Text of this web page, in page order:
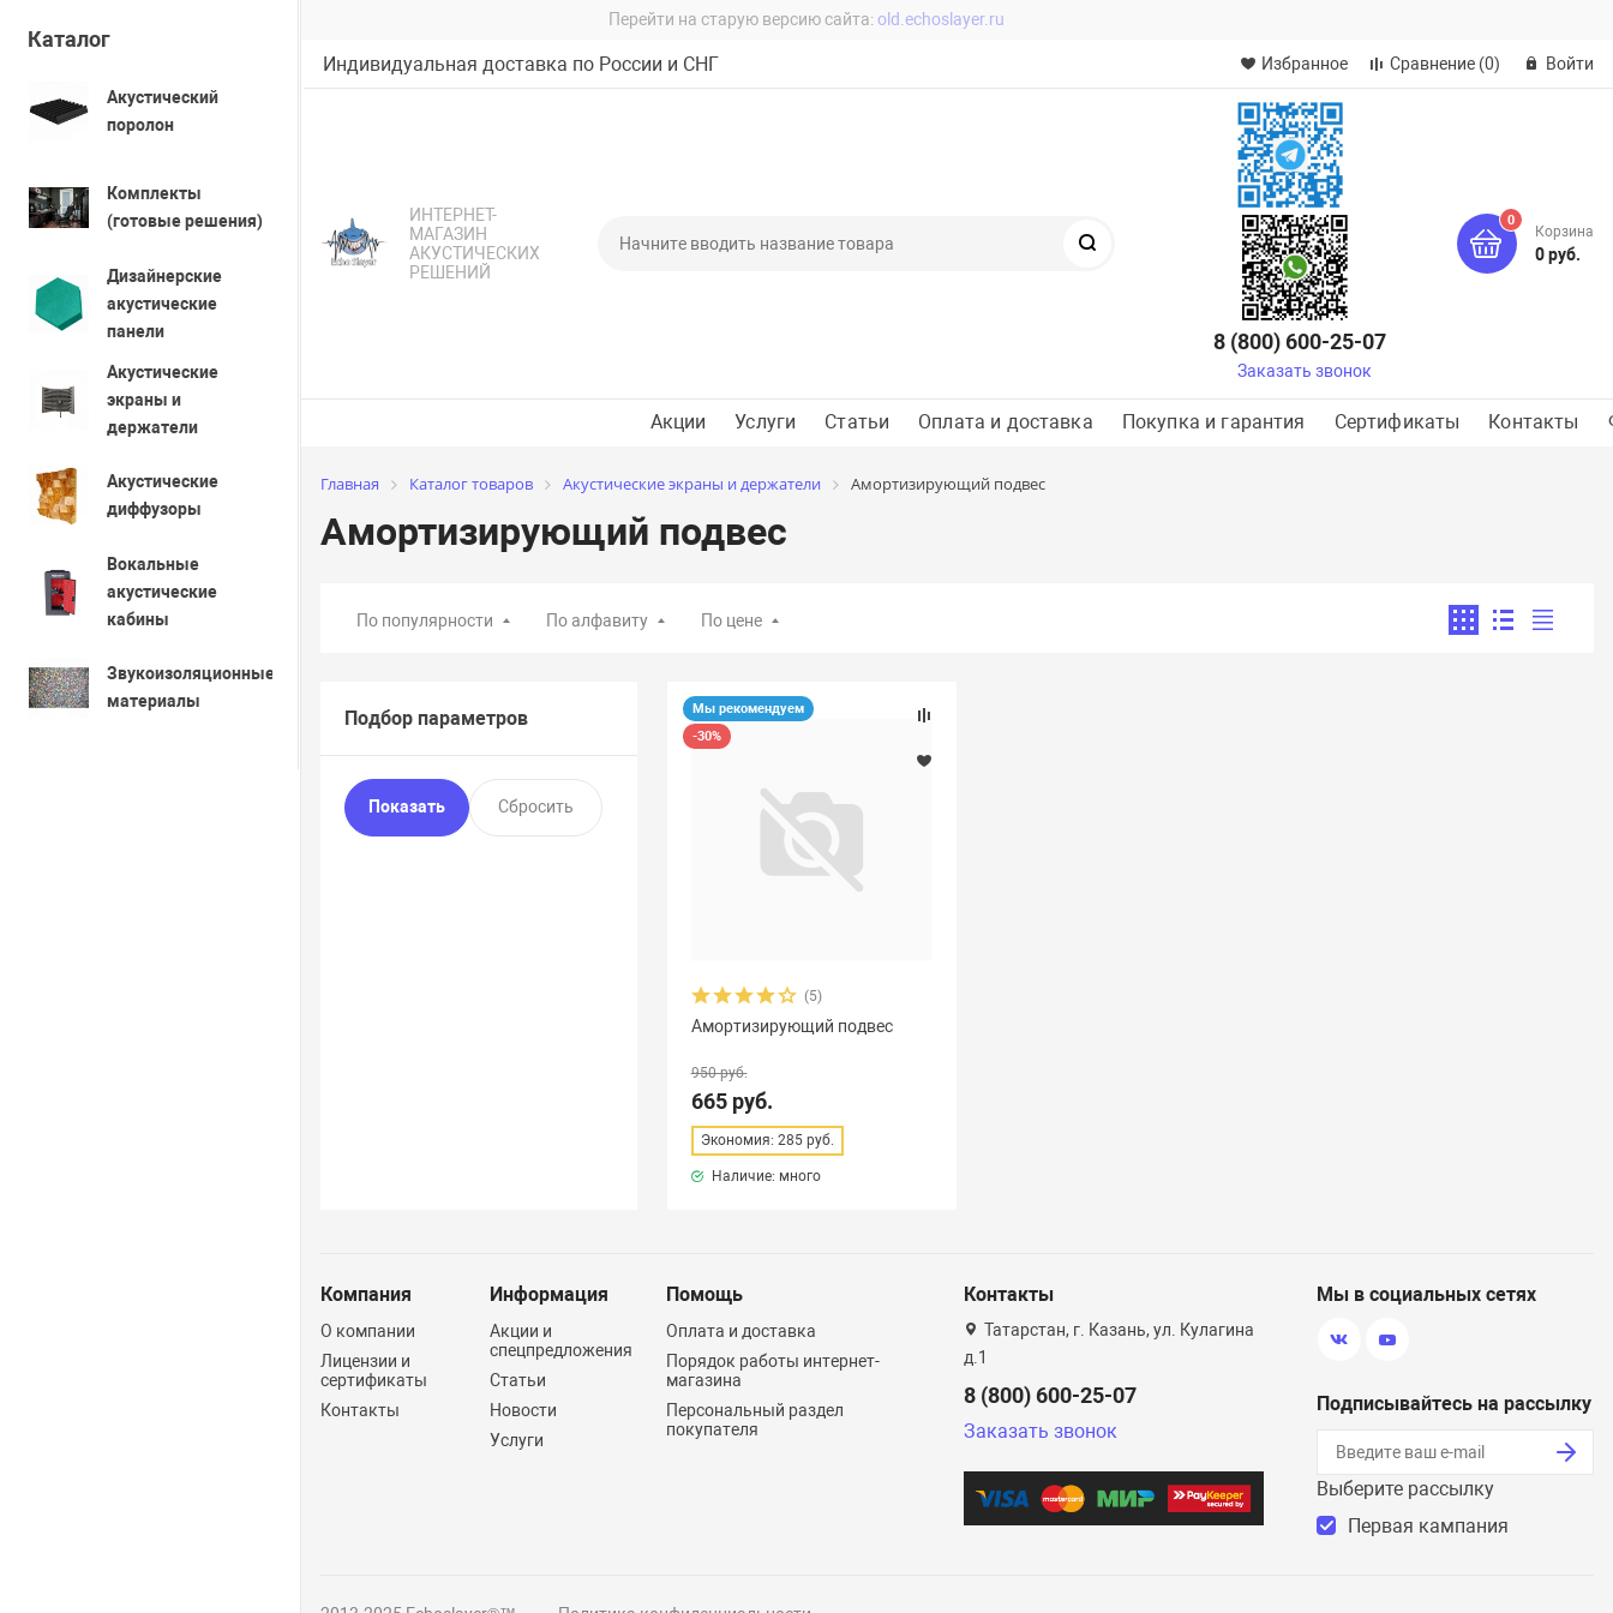
Перейти на старую версию сайта: old.echoslayer.ru
Индивидуальная доставка по России и СНГ Избранное Сравнение (0) Войти
ИНТЕРНЕТ-
МАГАЗИН
АКУСТИЧЕСКИХ
РЕШЕНИЙ
8 (800) 600-25-07
Заказать звонок
0
Корзина
0 руб.
Акции Услуги Статьи Оплата и доставка Покупка и гарантия Сертификаты Контакты
Каталог
Акустический
поролон
Комплекты
(готовые решения)
Дизайнерские
акустические
панели
Акустические
экраны и
держатели
Акустические
диффузоры
Вокальные
акустические
кабины
Звукоизоляционные
материалы
Главная Каталог товаров Акустические экраны и держатели Амортизирующий подвес
Амортизирующий подвес
По популярности По алфавиту По цене
Подбор параметров
Мы рекомендуем
-30%
(5)
Амортизирующий подвес
950 руб.
665 руб.
Экономия: 285 руб.
Наличие: много
Компания
О компании
Лицензии и
сертификаты
Контакты
Информация
Акции и
спецпредложения
Статьи
Новости
Услуги
Помощь
Оплата и доставка
Порядок работы интернет-
магазина
Персональный раздел
покупателя
Контакты
Татарстан, г. Казань, ул. Кулагина
д.1
8 (800) 600-25-07
Заказать звонок
Мы в социальных сетях
Подписывайтесь на рассылку
Выберите рассылку
Первая кампания